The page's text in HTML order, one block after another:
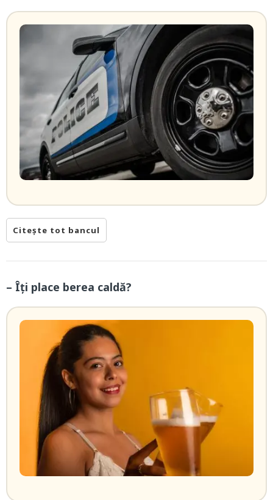
Citește tot bancul
– Îţi place berea caldă?